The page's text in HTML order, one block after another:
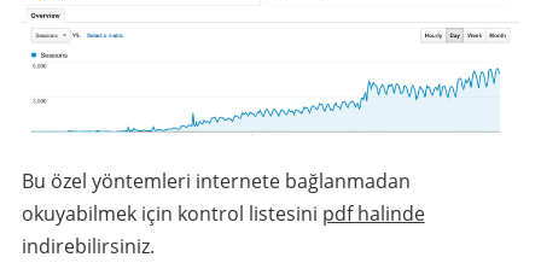
Bu özel yöntemleri internete bağlanmadan
okuyabilmek için kontrol listesini pdf halinde
indirebilirsiniz.